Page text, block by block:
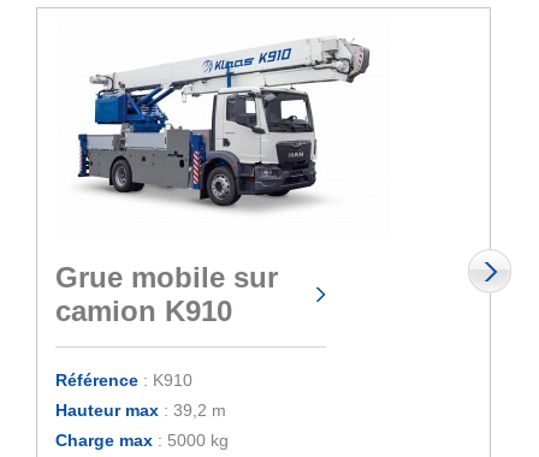
Grue mobile sur
camion K910
Référence : K910
Hauteur max : 39,2 m
Charge max : 5000 kg